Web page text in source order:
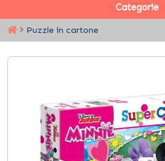
Categorie
Puzzle in cartone